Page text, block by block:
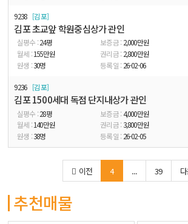
9238 김포
김포 초교앞 학원중심상가 관인
24평 2,000만원
155만원 2,800만원
30명 26-02-06
9236 김포
김포 1500세대 독점 단지내상가 관인
28평 4,000만원
140만원 3,800만원
38명 26-02-05
이전 4 ... 39
추천매물